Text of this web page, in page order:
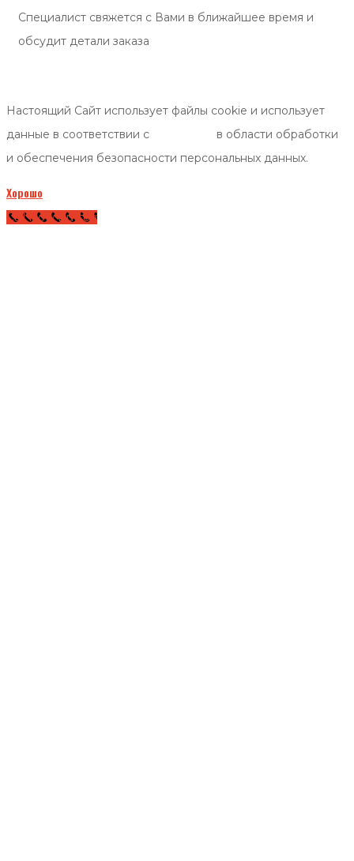
Специалист свяжется с Вами в ближайшее время и
обсудит детали заказа
Настоящий Сайт использует файлы cookie и использует
данные в соответствии с
в области обработки
и обеспечения безопасности персональных данных.
Хорошо
Call Now Button